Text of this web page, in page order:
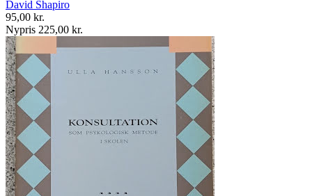
David Shapiro
95,00 kr.
Nypris 225,00 kr.